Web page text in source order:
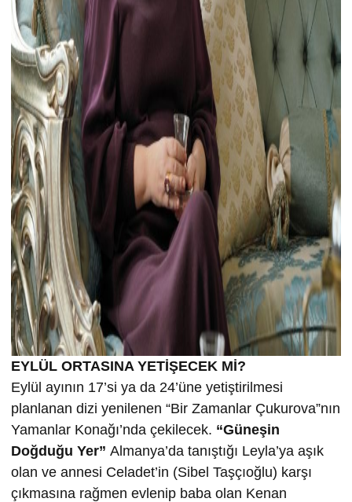
EYLÜL ORTASINA YETİŞECEK Mİ?
Eylül ayının 17’si ya da 24’üne yetiştirilmesi
planlanan dizi yenilenen “Bir Zamanlar Çukurova”nın
Yamanlar Konağı’nda çekilecek. “Güneşin
Doğduğu Yer” Almanya’da tanıştığı Leyla’ya aşık
olan ve annesi Celadet’in (Sibel Taşçıoğlu) karşı
çıkmasına rağmen evlenip baba olan Kenan